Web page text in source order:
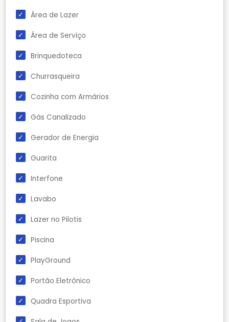
Área de Lazer
Área de Serviço
Brinquedoteca
Churrasqueira
Cozinha com Armários
Gás Canalizado
Gerador de Energia
Guarita
Interfone
Lavabo
Lazer no Pilotis
Piscina
PlayGround
Portão Eletrônico
Quadra Esportiva